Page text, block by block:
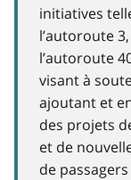
initiatives
l’autoroute
l’autoroute
visant à
ajoutant et
des projets
et de
de